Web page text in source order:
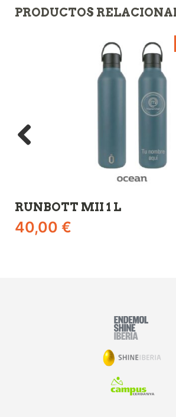
PRODUCTOS
RUNBOTT MII 1 L
40,00 €